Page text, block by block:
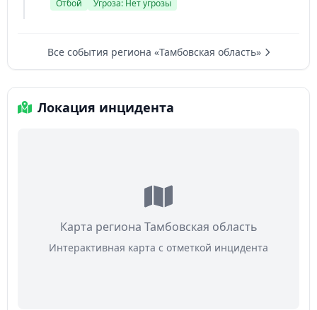
Отбой Угроза: Нет угрозы
Все события региона «Тамбовская область»
Локация инцидента
Карта региона Тамбовская область
Интерактивная карта с отметкой инцидента